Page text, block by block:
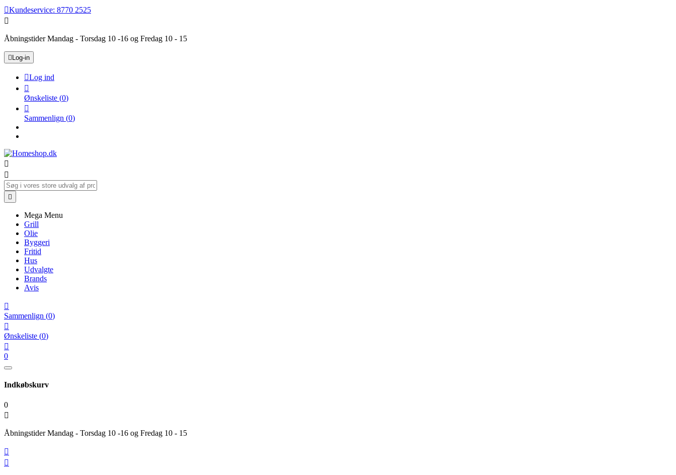
Kundeservice: 8770 2525

Åbningstider Mandag - Torsdag 10 -16 og Fredag 10 - 15
 Log-in
Log ind

Ønskeliste (0)

Sammenlign (0)



Mega Menu
Grill
Olie
Byggeri
Fritid
Hus
Udvalgte
Brands
Avis

Sammenlign (0)

Ønskeliste (0)

0
Indkøbskurv
0

Åbningstider Mandag - Torsdag 10 -16 og Fredag 10 - 15

